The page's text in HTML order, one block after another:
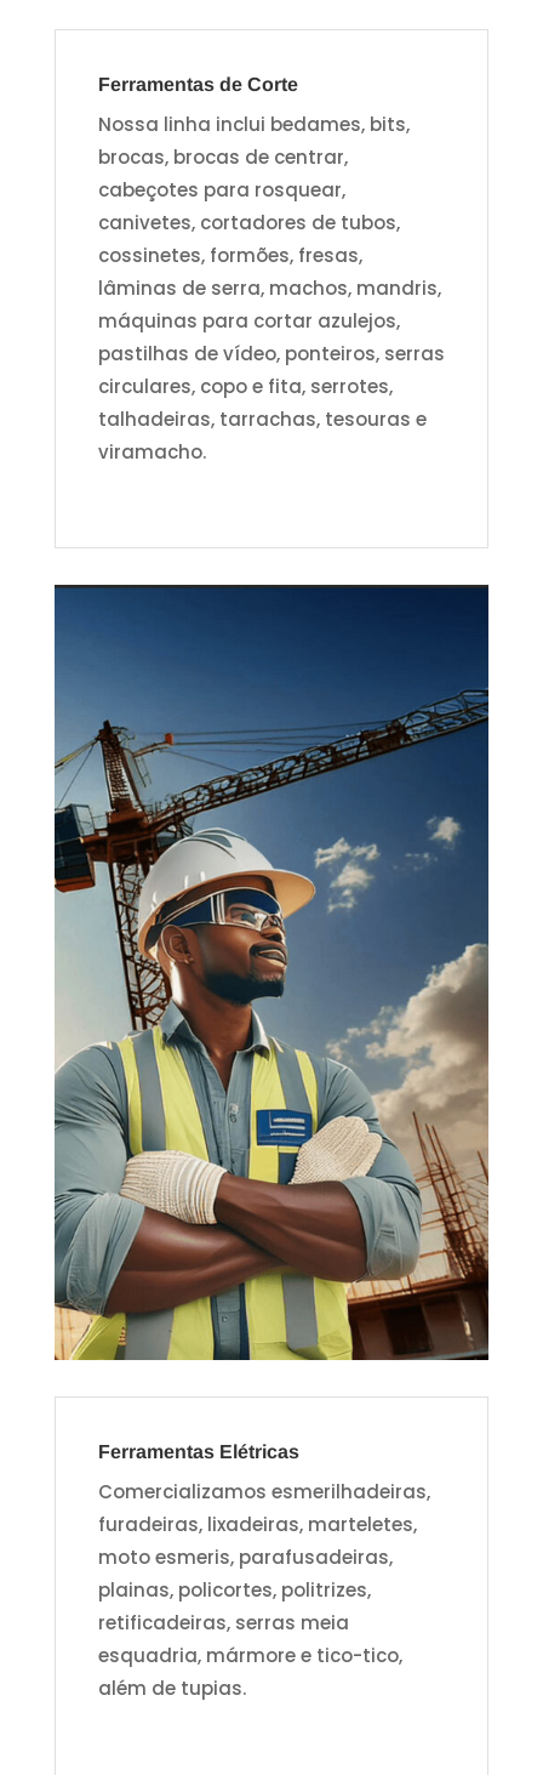
Ferramentas de Corte
Nossa linha inclui bedames, bits,
brocas, brocas de centrar,
cabeçotes para rosquear,
canivetes, cortadores de tubos,
cossinetes, formões, fresas,
lâminas de serra, machos, mandris,
máquinas para cortar azulejos,
pastilhas de vídeo, ponteiros, serras
circulares, copo e fita, serrotes,
talhadeiras, tarrachas, tesouras e
viramacho.
Ferramentas Elétricas
Comercializamos esmerilhadeiras,
furadeiras, lixadeiras, marteletes,
moto esmeris, parafusadeiras,
plainas, policortes, politrizes,
retificadeiras, serras meia
esquadria, mármore e tico-tico,
além de tupias.